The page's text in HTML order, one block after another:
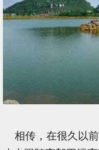
相传，在很久以前